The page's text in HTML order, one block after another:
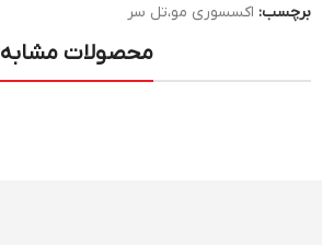
برچسب: اکسسوری مو،تل سر
محصولات مشابه